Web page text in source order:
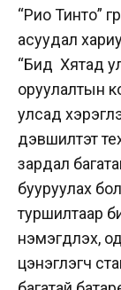
“Рио Тинто”
асуудал
“Бид Хятад
оруулалтын
улсад
дэвшилтэт
зардал
бууруулах
туршилтаар
нэмэгдүүлэх,
цэнэглэгч